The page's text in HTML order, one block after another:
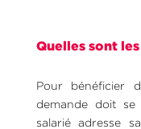
Quelles sont
Pour bénéficier
demande doit se
salarié adresse